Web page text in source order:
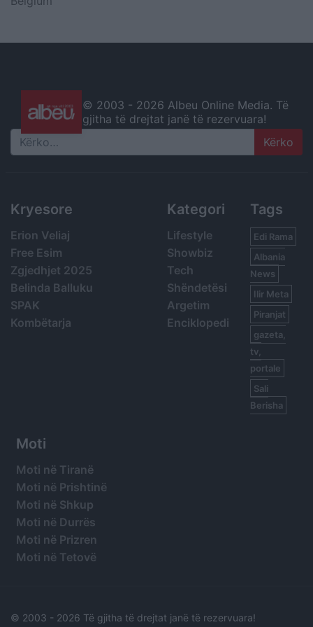
© 2003 - 2026 Albeu Online Media. Të
gjitha të drejtat janë të rezervuara!
Search
Kryesore
Erion Veliaj
Free Esim
Zgjedhjet 2025
Belinda Balluku
SPAK
Kombëtarja
Kategori
Lifestyle
Showbiz
Tech
Shëndetësi
Argetim
Enciklopedi
Tags
Edi Rama
Albania
News
Ilir Meta
Piranjat
gazeta,
tv,
portale
Sali
Berisha
Moti
Moti në Tiranë
Moti në Prishtinë
Moti në Shkup
Moti në Durrës
Moti në Prizren
Moti në Tetovë
© 2003 - 2026 Të gjitha të drejtat janë të rezervuara!